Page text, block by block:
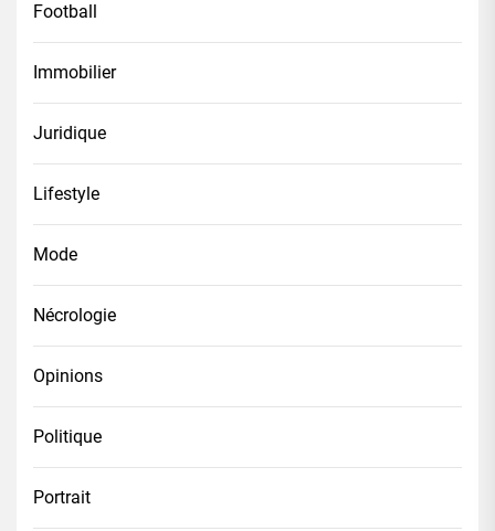
Football
Immobilier
Juridique
Lifestyle
Mode
Nécrologie
Opinions
Politique
Portrait